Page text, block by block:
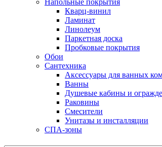
Напольные покрытия
Кварц-винил
Ламинат
Линолеум
Паркетная доска
Пробковые покрытия
Обои
Сантехника
Аксессуары для ванных
Ванны
Душевые кабины и
Раковины
Смесители
Унитазы и инсталляции
СПА-зоны